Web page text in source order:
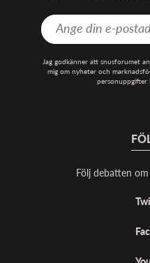
Jag godkänner att snusforumet
mig om nyheter och
personuppgifter
Följ debatten